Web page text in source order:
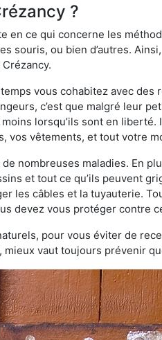
?
ce qui concerne les
ou bien d’autres.
vous cohabitez avec
c’est que malgré leur
lorsqu’ils sont en
vos vêtements, et tout votre
nombreuses maladies. En
et tout ce qu’ils peuvent
les câbles et la tuyauterie.
devez vous protéger contre
pour vous éviter de
vaut toujours prévenir